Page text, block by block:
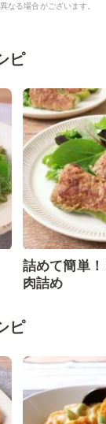
なる場合がございます。
ピ
詰めて簡単
肉詰め
ピ